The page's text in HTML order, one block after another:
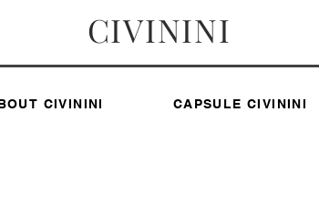
CIVININI
CIVININI CAPSULE CIVININI